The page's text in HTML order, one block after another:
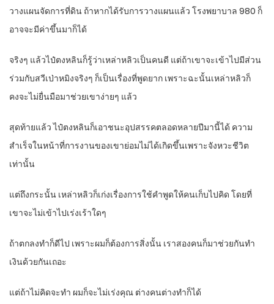
วางแผนจัดการที่ดิน ถ้าหากได้รับการวางแผนแล้ว โรงพยาบาล 980 ก็
อาจจะมีค่าขึ้นมาก็ได้
จริงๆ แล้วไป๋ตงหลินก็รู้ว่าเหล่าหลิวเป็นคนดี แต่ถ้าเขาจะเข้าไปมีส่วน
ร่วมกับสวีเป่าหมิงจริงๆ ก็เป็นเรื่องที่พูดยาก เพราะฉะนั้นเหล่าหลิวก็
คงจะไม่ยื่นมือมาช่วยเขาง่ายๆ แล้ว
สุดท้ายแล้ว ไป๋ตงหลินก็เอาชนะอุปสรรคตลอดหลายปีมานี้ได้ ความ
สำเร็จในหน้าที่การงานของเขาย่อมไม่ได้เกิดขึ้นเพราะจังหวะชีวิต
เท่านั้น
แต่ถึงกระนั้น เหล่าหลิวก็เก่งเรื่องการใช้คำพูดให้คนเก็บไปคิด โดยที่
เขาจะไม่เข้าไปเร่งเร้าใดๆ
ถ้าตกลงทำก็ดีไป เพราะผมก็ต้องการสิ่งนั้น เราสองคนก็มาช่วยกันทำ
เงินด้วยกันเถอะ
แต่ถ้าไม่คิดจะทำ ผมก็จะไม่เร่งคุณ ต่างคนต่างทำก็ได้